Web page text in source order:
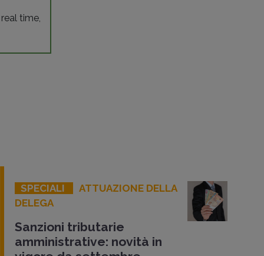
time,
SPECIALI
ATTUAZIONE DELLA
DELEGA
Sanzioni tributarie
amministrative: novità in